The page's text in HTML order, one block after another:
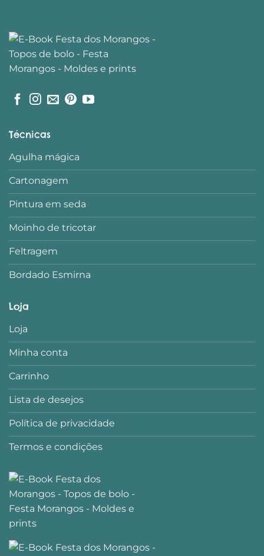
Técnicas
Agulha mágica
Cartonagem
Pintura em seda
Moinho de tricotar
Feltragem
Bordado Esmirna
Loja
Loja
Minha conta
Carrinho
Lista de desejos
Política de privacidade
Termos e condições